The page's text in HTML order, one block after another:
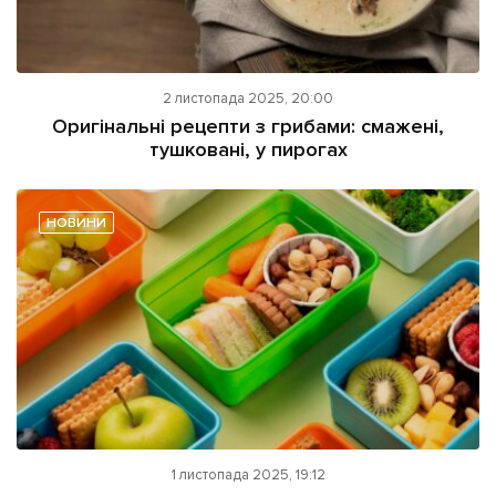
2 листопада 2025, 20:00
Оригінальні рецепти з грибами: смажені,
тушковані, у пирогах
НОВИНИ
1 листопада 2025, 19:12